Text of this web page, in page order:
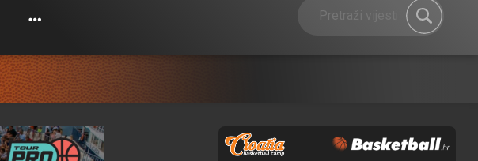
Pretraži